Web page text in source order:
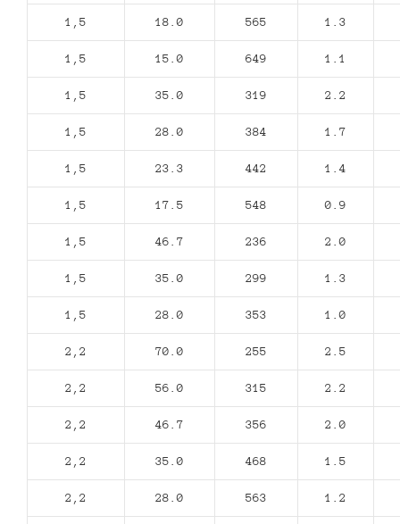
1,5 18.0 565 1.3
1,5 15.0 649 1.1
1,5 35.0 319 2.2
1,5 28.0 384 1.7
1,5 23.3 442 1.4
1,5 17.5 548 0.9
1,5 46.7 236 2.0
1,5 35.0 299 1.3
1,5 28.0 353 1.0
2,2 70.0 255 2.5
2,2 56.0 315 2.2
2,2 46.7 356 2.0
2,2 35.0 468 1.5
2,2 28.0 563 1.2